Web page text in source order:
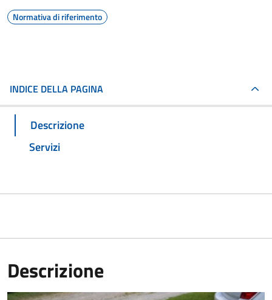
Normativa di riferimento
INDICE DELLA PAGINA
Descrizione
Servizi
Descrizione